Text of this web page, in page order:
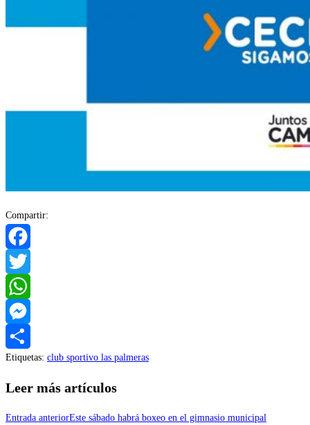
Compartir:
Facebook
Twitter
WhatsApp
Messenger
Compartir
Etiquetas: club sportivo las palmeras
Leer más artículos
Entrada anteriorEste sábado habrá boxeo en el gimnasio municipal